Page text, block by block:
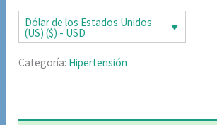
de clientes
Dólar de los Estados Unidos
(US) ($) - USD
Categoría: Hipertensión